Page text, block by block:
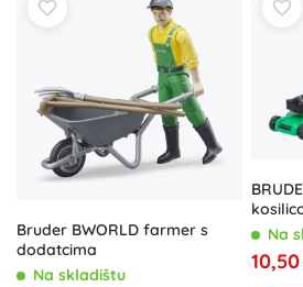
Bruder BWORLD farmer s
dodatcima
Na skladištu
Na